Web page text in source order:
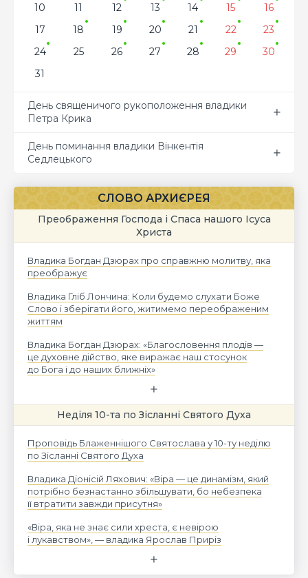
10
11 12 13 14 15
16
17
18 19 20 21 22
23
24
25 26 27 28 29
30
31
День священичого рукоположення владики
Петра Крика
День поминання владики Вінкентія
Седлецького
СЛОВО АРХИЄРЕЯ
Преображення Господа і Спаса нашого Ісуса
Христа
Владика Богдан Дзюрах про справжню молитву, яка
преображує
Владика Гліб Лончина: Коли будемо слухати Боже
Слово і зберігати його, житимемо переображеним
життям
Владика Богдан Дзюрах: «Благословення плодів —
це духовне дійство, яке виражає наш стосунок
до Бога і до наших ближніх»
Неділя 10-та по Зісланні Святого Духа
Проповідь Блаженнішого Святослава у 10-ту неділю
по Зісланні Святого Духа
Владика Діонісій Ляхович: «Віра — це динамізм, який
потрібно безнастанно збільшувати, бо небезпека
її втратити завжди присутня»
«Віра, яка не знає сили хреста, є невірою
і лукавством», — владика Ярослав Приріз